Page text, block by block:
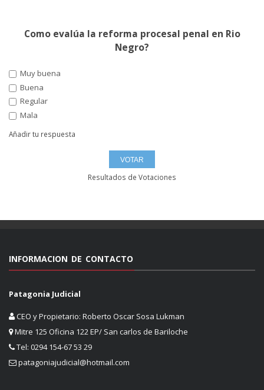
Como evalúa la reforma procesal penal en Rio
Negro?
Muy buena
Buena
Regular
Mala
Añadir tu respuesta
Resultados de Votaciones
INFORMACION DE CONTACTO
Patagonia Judicial
CEO y Propietario: Roberto Oscar Sosa Lukman
Mitre 125 Oficina 122 EP/ San carlos de Bariloche
Tel: 0294 154-67 53 29
patagoniajudicial@hotmail.com